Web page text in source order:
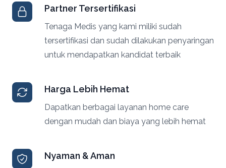
Partner Tersertifikasi
Tenaga Medis yang kami miliki sudah
tersertifikasi dan sudah dilakukan penyaringan
untuk mendapatkan kandidat terbaik
Harga Lebih Hemat
Dapatkan berbagai layanan home care
dengan mudah dan biaya yang lebih hemat
Nyaman & Aman